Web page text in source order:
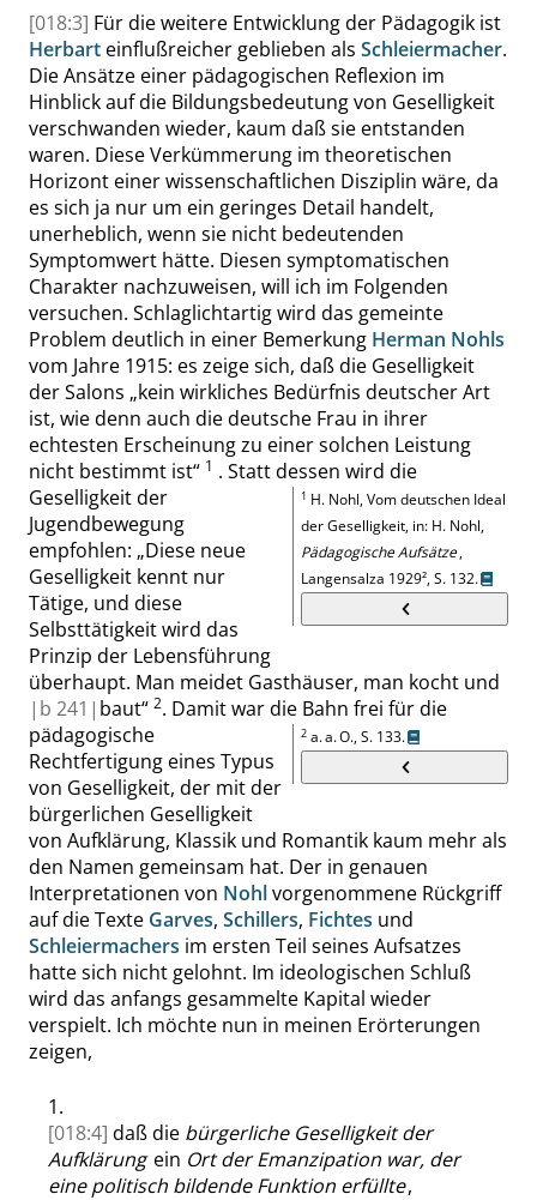
[018:3] Für die weitere Entwicklung der Pädagogik ist
Herbart einflußreicher geblieben als Schleiermacher.
Die Ansätze einer pädagogischen Reflexion im
Hinblick auf die Bildungsbedeutung von Geselligkeit
verschwanden wieder, kaum daß sie entstanden
waren. Diese Verkümmerung im theoretischen
Horizont einer wissenschaftlichen Disziplin wäre, da
es sich ja nur um ein geringes Detail handelt,
unerheblich, wenn sie nicht bedeutenden
Symptomwert hätte. Diesen symptomatischen
Charakter nachzuweisen, will ich im Folgenden
versuchen. Schlaglichtartig wird das gemeinte
Problem deutlich in einer Bemerkung Herman Nohls
vom Jahre 1915: es zeige sich, daß die Geselligkeit
der Salons „kein wirkliches Bedürfnis deutscher Art
ist, wie denn auch die deutsche Frau in ihrer
echtesten Erscheinung zu einer solchen Leistung
nicht bestimmt ist“ 1
1 H. Nohl, Vom deutschen Ideal
der Geselligkeit, in: H. Nohl,
Pädagogische Aufsätze,
Langensalza 1929²,S. 132.
. Statt dessen wird die
Geselligkeit der
Jugendbewegung
empfohlen: „Diese neue
Geselligkeit kennt nur
Tätige, und diese
Selbsttätigkeit wird das
Prinzip der Lebensführung
überhaupt. Man meidet Gasthäuser, man kocht und
| b 241| baut“ 2
2 a. a. O.,S. 133.
. Damit war die Bahn frei für die
pädagogische
Rechtfertigung eines Typus
von Geselligkeit, der mit der
bürgerlichen Geselligkeit
von Aufklärung, Klassik und Romantik kaum mehr als
den Namen gemeinsam hat. Der in genauen
Interpretationen von Nohlvorgenommene Rückgriff
auf die Texte Garves, Schillers, Fichtes und
Schleiermachers im ersten Teil seines Aufsatzes
hatte sich nicht gelohnt. Im ideologischen Schluß
wird das anfangs gesammelte Kapital wieder
verspielt. Ich möchte nun in meinen Erörterungen
zeigen,
1.
[018:4] daß die bürgerliche Geselligkeit der
Aufklärungein Ort der Emanzipation war, der
eine politisch bildende Funktion erfüllte,